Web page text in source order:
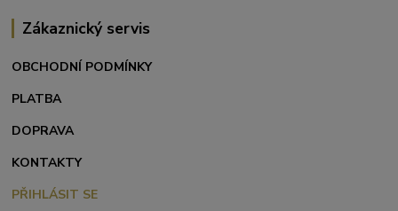
Zákaznický servis
OBCHODNÍ PODMÍNKY
PLATBA
DOPRAVA
KONTAKTY
PŘIHLÁSIT SE